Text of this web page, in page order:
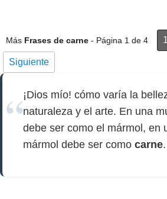
Más Frases de carne - Página 1 de 4 1
Siguiente
¡Dios mío! cómo varía la
naturaleza y el arte. En una
debe ser como el mármol, en
mármol debe ser como carne.